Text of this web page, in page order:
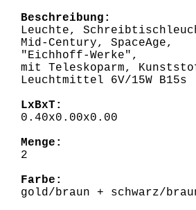
Beschreibung:
Leuchte,
Mid-Century, SpaceAge,
"Eichhoff-Werke",
mit Teleskoparm,
Leuchtmittel 6V/15W B15s
LxBxT:
0.40x0.00x0.00
Menge:
2
Farbe:
gold/braun + schwarz/